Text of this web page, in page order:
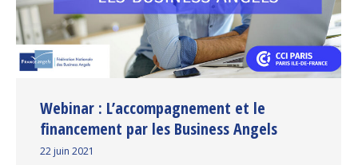
Webinar : L’accompagnement et le
financement par les Business Angels
22 juin 2021